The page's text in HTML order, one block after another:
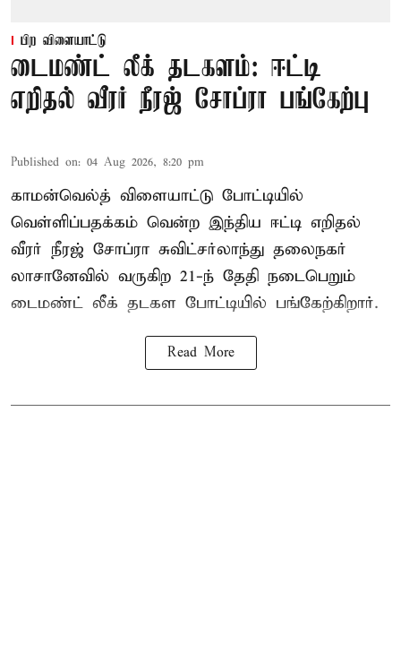
பிற விளையாட்டு
டைமண்ட் லீக் தடகளம்: ஈட்டி
எறிதல் வீரர் நீரஜ் சோப்ரா பங்கேற்பு
Published on: 04 Aug 2026, 8:20 pm
காமன்வெல்த் விளையாட்டு போட்டியில்
வெள்ளிப்பதக்கம் வென்ற இந்திய ஈட்டி எறிதல்
வீரர் நீரஜ் சோப்ரா சுவிட்சர்லாந்து தலைநகர்
லாசானேவில் வருகிற 21-ந் தேதி நடைபெறும்
டைமண்ட் லீக் தடகள போட்டியில் பங்கேற்கிறார்.
Read More